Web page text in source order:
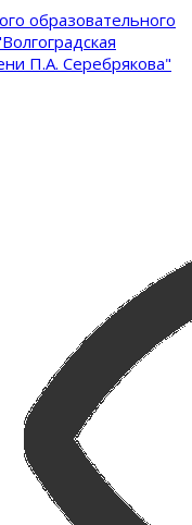
образовательного
П.А. Серебрякова"